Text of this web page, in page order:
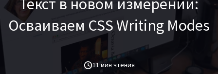
Текст в новом измерении:
Осваиваем CSS Writing Modes
11 мин чтения